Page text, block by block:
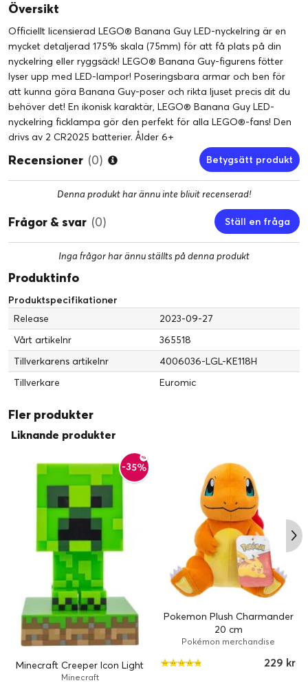
Översikt
Officiellt licensierad LEGO® Banana Guy LED-nyckelring är en
mycket detaljerad 175% skala (75mm) för att få plats på din
nyckelring eller ryggsäck! LEGO® Banana Guy-figurens fötter
lyser upp med LED-lampor! Poseringsbara armar och ben för
att kunna göra Banana Guy-poser och rikta ljuset precis dit du
behöver det! En ikonisk karaktär, LEGO® Banana Guy LED-
nyckelring ficklampa gör den perfekt för alla LEGO®-fans! Den
drivs av 2 CR2025 batterier. Ålder 6+
Recensioner (0) Betygsätt produkt
Denna produkt har ännu inte blivit recenserad!
Frågor & svar (0) Ställ en fråga
Inga frågor har ännu ställts på denna produkt
Produktinfo
Produktspecifikationer
Release
2023-09-27
Vårt artikelnr
365518
Tillverkarens artikelnr
4006036-LGL-KE118H
Tillverkare
Euromic
Fler produkter
Liknande produkter
-35%
Minecraft Creeper Icon Light
Minecraft
Pokemon Plush Charmander
20 cm
Pokémon merchandise
229 kr